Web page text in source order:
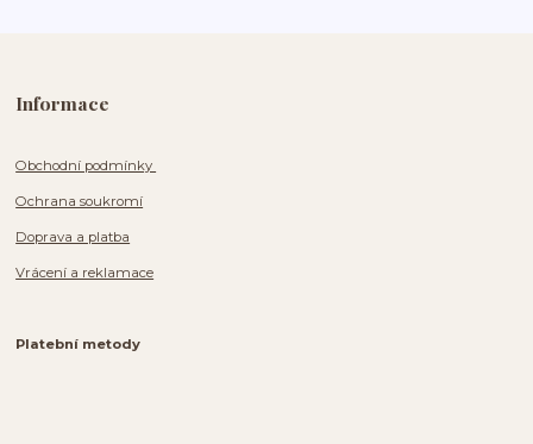
Informace
Obchodní podmínky
Ochrana soukromí
Doprava a platba
Vrácení a reklamace
Platební metody